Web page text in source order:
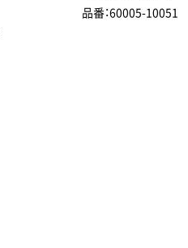
品番：60005-10051